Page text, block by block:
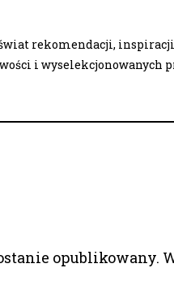
rekomendacji,
i wyselekcjonowanych
opublikowany.